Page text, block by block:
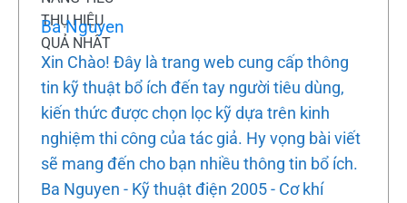
Ba Nguyen
Xin Chào! Đây là trang web cung cấp thông
tin kỹ thuật bổ ích đến tay người tiêu dùng,
kiến thức được chọn lọc kỹ dựa trên kinh
nghiệm thi công của tác giả. Hy vọng bài viết
sẽ mang đến cho bạn nhiều thông tin bổ ích.
Ba Nguyen - Kỹ thuật điện 2005 - Cơ khí